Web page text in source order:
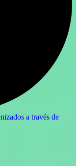
a través de